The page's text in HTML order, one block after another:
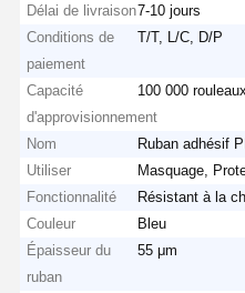
Délai de livraison7-10 jours
Conditions de
paiement
T/T, L/C, D/P
Capacité
d'approvisionnement
100 000
Nom
Ruban adhésif
Utiliser
Masquage,
Fonctionnalité
Résistant à la
Couleur
Bleu
Épaisseur du
ruban
55 μm